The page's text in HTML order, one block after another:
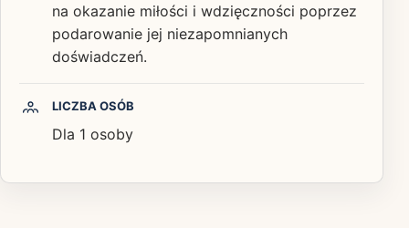
na okazanie miłości i wdzięczności poprzez
podarowanie jej niezapomnianych
doświadczeń.
LICZBA OSÓB
Dla 1 osoby